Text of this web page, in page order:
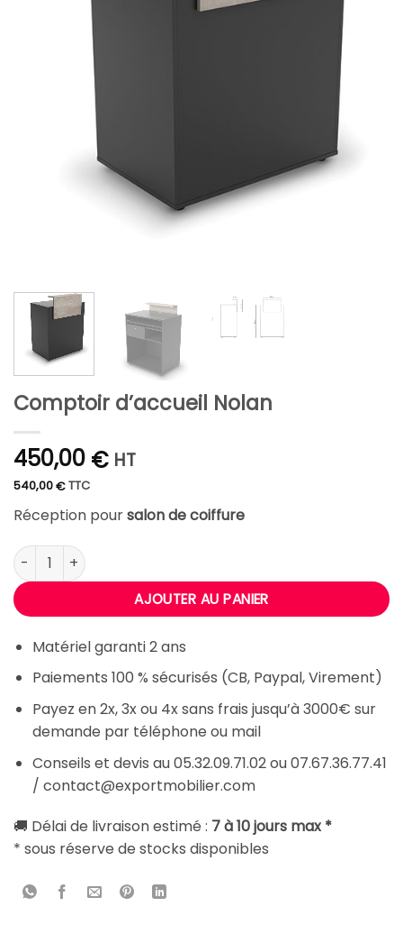
Comptoir d’accueil Nolan
450,00 € HT
540,00€TTC
Réception poursalon de coiffure
quantité de Comptoir d'accueil Nolan
AJOUTER AU PANIER
Matériel garanti 2 ans
Paiements 100 % sécurisés (CB, Paypal, Virement)
Payez en 2x, 3x ou 4x sans frais jusqu’à 3000€ sur
demande par téléphone ou mail
Conseils et devis au 05.32.09.71.02 ou 07.67.36.77.41
/ contact@exportmobilier.com
🚚 Délai de livraison estimé : 7 à 10 jours max *
* sous réserve de stocks disponibles